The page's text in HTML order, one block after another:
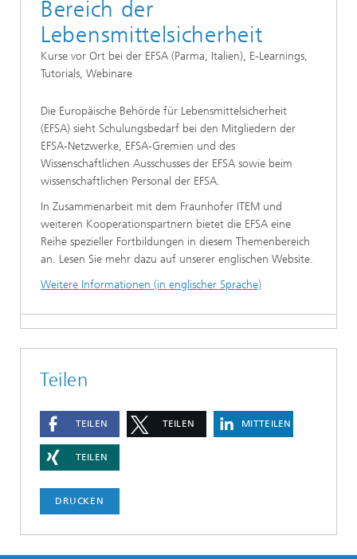
Bereich der
Lebensmittelsicherheit
Kurse vor Ort bei der EFSA (Parma, Italien), E-Learnings,
Tutorials, Webinare
Die Europäische Behörde für Lebensmittelsicherheit
(EFSA) sieht Schulungsbedarf bei den Mitgliedern der
EFSA-Netzwerke, EFSA-Gremien und des
Wissenschaftlichen Ausschusses der EFSA sowie beim
wissenschaftlichen Personal der EFSA.
In Zusammenarbeit mit dem Fraunhofer ITEM und
weiteren Kooperationspartnern bietet die EFSA eine
Reihe spezieller Fortbildungen in diesem Themenbereich
an. Lesen Sie mehr dazu auf unserer englischen Website.
Weitere Informationen (in englischer Sprache)
Teilen
TEILEN TEILEN MITTEILEN
TEILEN
DRUCKEN